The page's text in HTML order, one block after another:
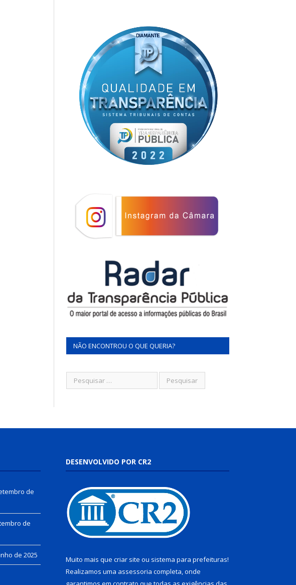
NÃO ENCONTROU O QUE QUERIA?
de
de
de 2025
DESENVOLVIDO POR CR2
Muito mais que criar site ou sistema para prefeituras!
Realizamos uma assessoria completa, onde